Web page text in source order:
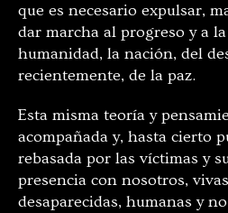
que es necesario expulsar,
dar marcha al progreso y a
humanidad, la nación, del
recientemente, de la paz.
Esta misma teoría y
acompañada y, hasta cierto
rebasada por las víctimas y
presencia con nosotros,
desaparecidas, humanas y